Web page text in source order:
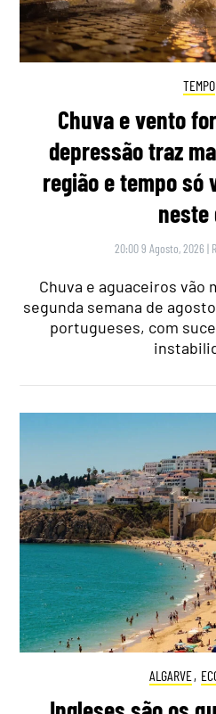
TEMPO
Chuva e vento
depressão traz
região e tempo só
neste
20:00 9 Agosto, 2026 |
Chuva e aguaceiros vão
segunda semana de
portugueses, com
ALGARVE,